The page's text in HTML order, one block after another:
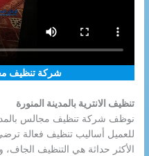
شركة تنظيف
تنظيف الانترية بالمدينة المنورة
نوظف شركة تنظيف مجالس
للعميل أساليب تنظيف فعالة
الأكثر حداثة هي التنظيف